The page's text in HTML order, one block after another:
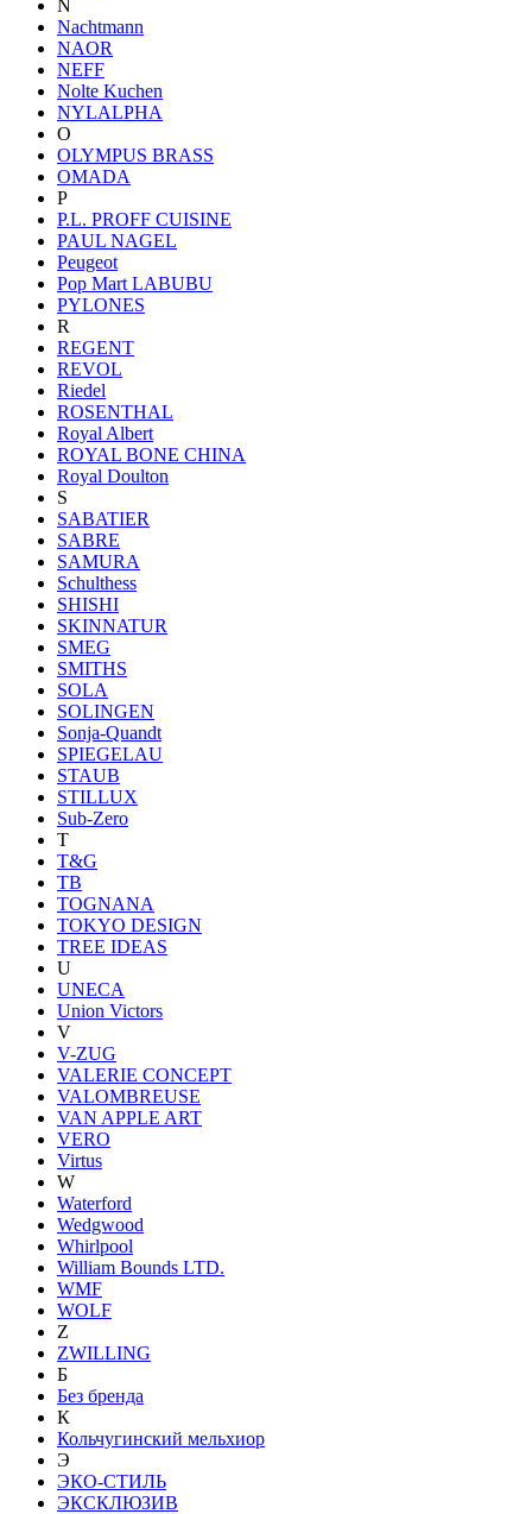
N
Nachtmann
NAOR
NEFF
Nolte Kuchen
NYLALPHA
O
OLYMPUS BRASS
OMADA
P
P.L. PROFF CUISINE
PAUL NAGEL
Peugeot
Pop Mart LABUBU
PYLONES
R
REGENT
REVOL
Riedel
ROSENTHAL
Royal Albert
ROYAL BONE CHINA
Royal Doulton
S
SABATIER
SABRE
SAMURA
Schulthess
SHISHI
SKINNATUR
SMEG
SMITHS
SOLA
SOLINGEN
Sonja-Quandt
SPIEGELAU
STAUB
STILLUX
Sub-Zero
T
T&G
TB
TOGNANA
TOKYO DESIGN
TREE IDEAS
U
UNECA
Union Victors
V
V-ZUG
VALERIE CONCEPT
VALOMBREUSE
VAN APPLE ART
VERO
Virtus
W
Waterford
Wedgwood
Whirlpool
William Bounds LTD.
WMF
WOLF
Z
ZWILLING
Б
Без бренда
К
Кольчугинский мельхиор
Э
ЭКО-СТИЛЬ
ЭКСКЛЮЗИВ